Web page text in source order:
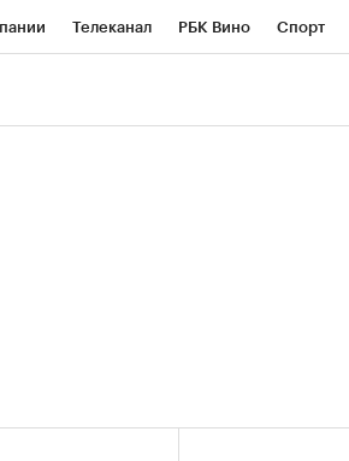
Телеканал РБК Вино Спорт